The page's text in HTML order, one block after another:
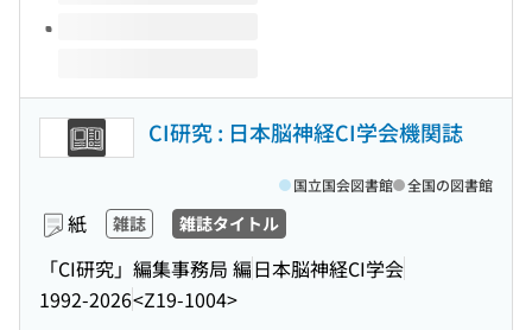
CI研究 : 日本脳神経CI学会機関誌
紙 雑誌 雑誌タイトル
「CI研究」編集事務局 編日本脳神経CI学会
1992-2026<Z19-1004>
国立国会図書館 全国の図書館